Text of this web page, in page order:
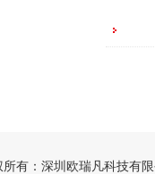
所有：深圳欧瑞凡科技有